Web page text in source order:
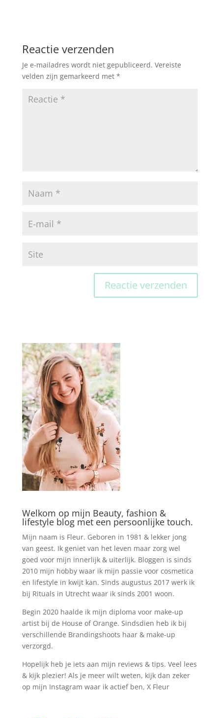
Reactie verzenden
Je e-mailadres wordt niet gepubliceerd. Vereiste
velden zijn gemarkeerd met *
Welkom op mijn Beauty, fashion &
lifestyle blog met een persoonlijke touch.
Mijn naam is Fleur. Geboren in 1981 & lekker jong
van geest. Ik geniet van het leven maar zorg wel
goed voor mijn innerlijk & uiterlijk. Bloggen is sinds
2010 mijn hobby waar ik mijn passie voor cosmetica
en lifestyle in kwijt kan. Sinds augustus 2017 werk ik
bij Rituals in Utrecht waar ik sinds 2001 woon.
Begin 2020 haalde ik mijn diploma voor make-up
artist bij de House of Orange. Sindsdien heb ik bij
verschillende Brandingshoots haar & make-up
verzorgd.
Hopelijk heb je iets aan mijn reviews & tips. Veel lees
& kijk plezier! Als je meer wilt weten, kijk dan zeker
op mijn Instagram waar ik actief ben, X Fleur